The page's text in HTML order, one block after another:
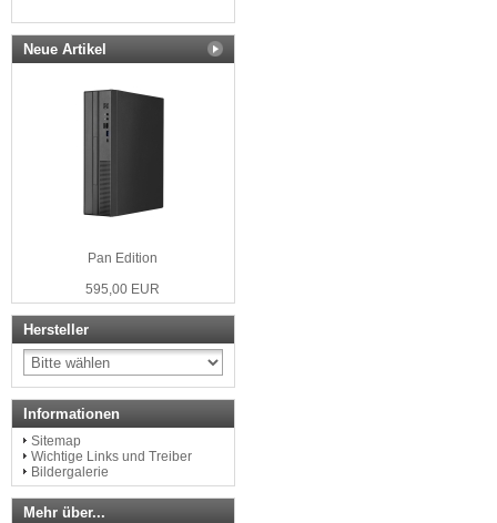
Neue Artikel
Pan Edition
595,00 EUR
Hersteller
Informationen
Sitemap
Wichtige Links und Treiber
Bildergalerie
Mehr über...